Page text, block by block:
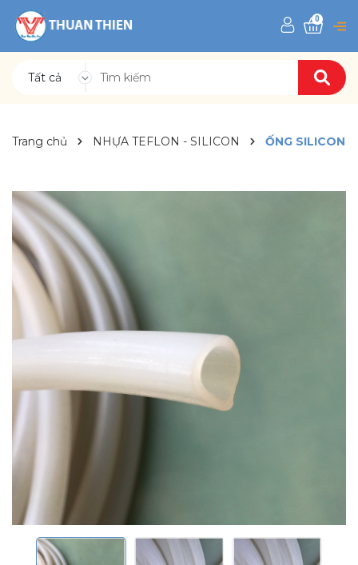
Tất cả
0
Trang chủ NHỰA TEFLON - SILICON ỐNG SILICON